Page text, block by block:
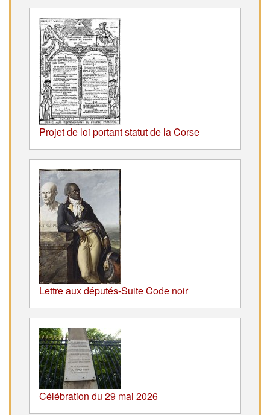
Projet de loi portant statut de la Corse
Lettre aux députés-Suite Code noir
Célébration du 29 mai 2026